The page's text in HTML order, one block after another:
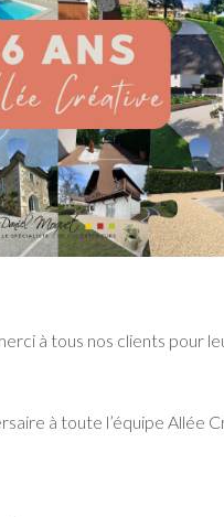
à tous nos clients pour
à toute l’équipe Allée